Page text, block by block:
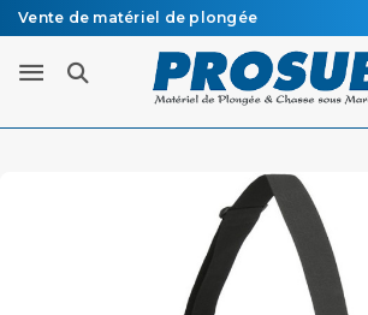
Vente de matériel de plongée
Livraison sous 48h à 72h en colissimo